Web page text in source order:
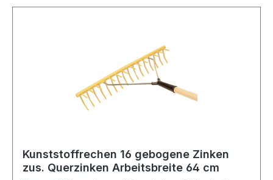
Kunststoffrechen 16 gebogene Zinken
zus. Querzinken Arbeitsbreite 64 cm